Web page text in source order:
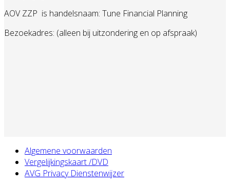
AOV ZZP is handelsnaam: Tune Financial Planning
Bezoekadres: (alleen bij uitzondering en op afspraak)
Algemene voorwaarden
Vergelijkingskaart /DVD
AVG Privacy Dienstenwijzer